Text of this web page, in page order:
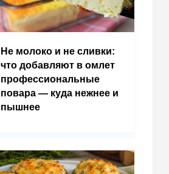
Не молоко и не сливки:
что добавляют в омлет
профессиональные
повара — куда нежнее и
пышнее